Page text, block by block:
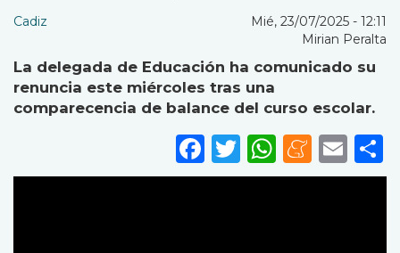
Cadiz
Mié, 23/07/2025 - 12:11
Mirian Peralta
La delegada de Educación ha comunicado su
renuncia este miércoles tras una
comparecencia de balance del curso escolar.
Facebook
Twitter